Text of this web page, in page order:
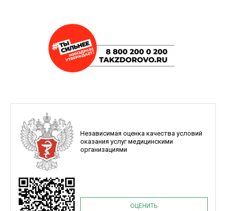
Независимая оценка качества условий
оказания услуг медицинскими
организациями
ОЦЕНИТЬ